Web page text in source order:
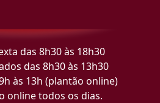
das 8h30 às 18h30
das 8h30 às 13h30
às 13h (plantão online)
online todos os dias.